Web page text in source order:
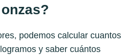
podemos calcular cuantos
y saber cuántos